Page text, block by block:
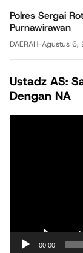
Polres Sergai
Purnawirawan
DAERAH-Agustus 6,
Ustadz AS:
Dengan NA
00:00